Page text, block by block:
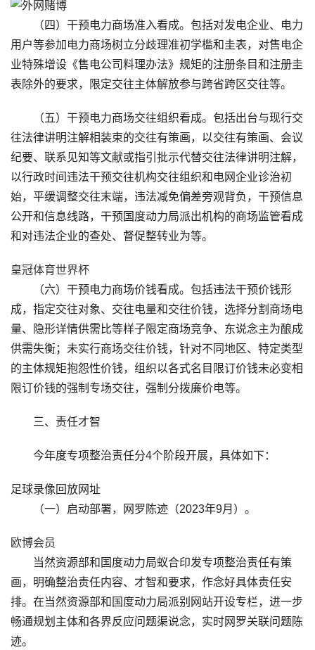
（四）干预电力商场准入看成。包括对发电企业、电力
用户等参加电力商场树立分歧理准初学槛和圭表，对售电企
业特殊增设《售电公司料理办法》规矩的注册条目和注册圭
表除外的要求，限定交往主体解放参与跨省跨区交往等。
（五）干预电力商场交往组织看成。包括出台与现行交
往法律讲明注解相装束的交往有策画，以交往有策画、会议
纪要、联系见知等文献或指引批示代替交往法律讲明注解，
以行政时间违法干预交往机构交往组织和电网企业诊治初
始，平缓调整交往末端，违法减免偏差旁观背负，干预信息
公开和信息线路，干预国度动力局派出机构的商场监管看成
和对违法企业的查处、督促整转业为等。
皇冠体育世界杯
（六）干预电力商场价钱看成。包括违法干预价钱形
成，指定交往对象、交往电量和交往价钱，选择分割商场电
量、隐形详情供需比等样子限定商场竞争、东说念主为酿成
供需失衡；未实行商场交往价钱，针对不同地区、特定类型
的主体规矩抱怨性价钱，组织以各式名目限订价钱未必变相
限订价钱的强制专场交往，强制分拨廉价电等。
三、责任才智
今年度专项整治责任分4个阶段开展，具体如下：
足球录像回放网址
（一）启动部署，网罗陈迹（2023年9月）。
欧博会员
当然资源部和国度动力局蚁合印发专项整治责任有策
画，明确整治责任内容、才智和要求，作念好具体责任安
排。在当然资源部和国度动力局派别网站开设专栏，进一步
畅通规划主体和各界反应问题渠说念，实时网罗关联问题陈
迹。